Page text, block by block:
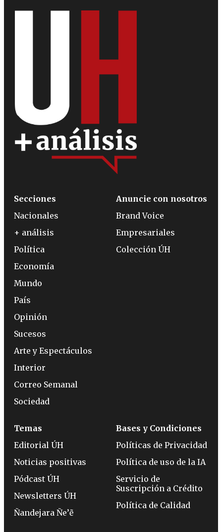
Secciones
Nacionales
+ análisis
Política
Economía
Mundo
País
Opinión
Sucesos
Arte y Espectáculos
Interior
Correo Semanal
Sociedad
Anuncie con nosotros
Brand Voice
Empresariales
Colección ÚH
Temas
Editorial ÚH
Noticias positivas
Pódcast ÚH
Newsletters ÚH
Ñandejara Ñe’ẽ
Bases y Condiciones
Políticas de Privacidad
Política de uso de la IA
Servicio de
Suscripción a Crédito
Política de Calidad